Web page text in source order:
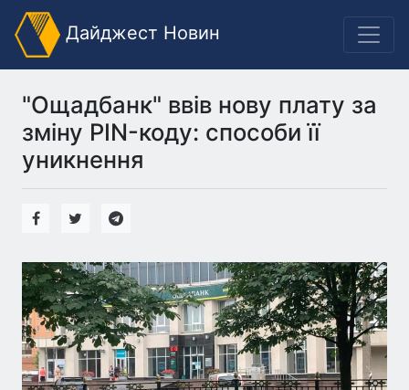
Дайджест Новин
"Ощадбанк" ввів нову плату за
зміну PIN-коду: способи її
уникнення